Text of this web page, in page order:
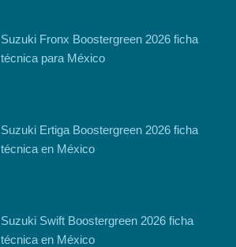
Suzuki Fronx Boostergreen 2026 ficha
técnica para México
Suzuki Ertiga Boostergreen 2026 ficha
técnica en México
Suzuki Swift Boostergreen 2026 ficha
técnica en México